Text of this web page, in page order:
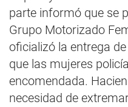
parte informó que se
Grupo Motorizado
oficializó la entrega
que las mujeres
encomendada.
necesidad de